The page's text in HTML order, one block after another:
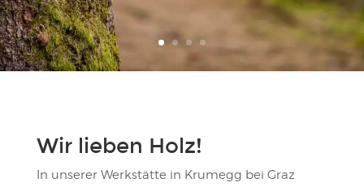
Wir lieben Holz!
In unserer Werkstätte in Krumegg bei Graz